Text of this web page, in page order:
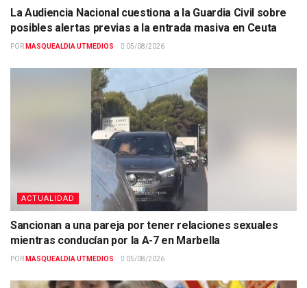
La Audiencia Nacional cuestiona a la Guardia Civil sobre
posibles alertas previas a la entrada masiva en Ceuta
POR MASQUEALDIA UTMEDIOS 05/08/2026
ACTUALIDAD
Sancionan a una pareja por tener relaciones sexuales
mientras conducían por la A-7 en Marbella
POR MASQUEALDIA UTMEDIOS 05/08/2026